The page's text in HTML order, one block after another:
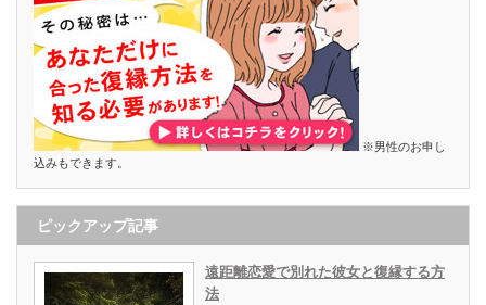
※男性のお申し
込みもできます。
ピックアップ記事
遠距離恋愛で別れた彼女と復縁する方
法